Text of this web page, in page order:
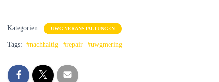
Kategorien: UWG-VERANSTALTUNGEN
Tags: #nachhaltig #repair #uwgmering